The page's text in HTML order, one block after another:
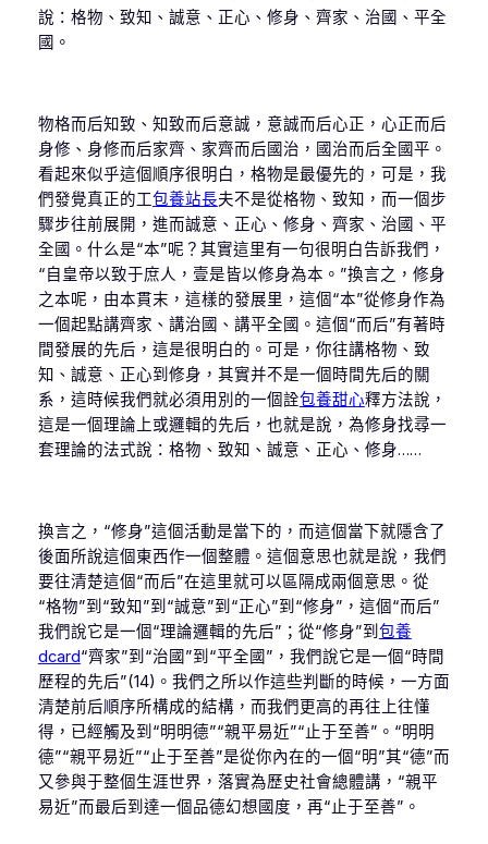
說：格物、致知、誠意、正心、修身、齊家、治國、平全
國。
物格而后知致、知致而后意誠，意誠而后心正，心正而后
身修、身修而后家齊、家齊而后國治，國治而后全國平。
看起來似乎這個順序很明白，格物是最優先的，可是，我
們發覺真正的工包養站長夫不是從格物、致知，而一個步
驟步往前展開，進而誠意、正心、修身、齊家、治國、平
全國。什么是“本”呢？其實這里有一句很明白告訴我們，
“自皇帝以致于庶人，壹是皆以修身為本。”換言之，修身
之本呢，由本貫末，這樣的發展里，這個“本”從修身作為
一個起點講齊家、講治國、講平全國。這個“而后”有著時
間發展的先后，這是很明白的。可是，你往講格物、致
知、誠意、正心到修身，其實并不是一個時間先后的關
系，這時候我們就必須用別的一個詮包養甜心釋方法說，
這是一個理論上或邏輯的先后，也就是說，為修身找尋一
套理論的法式說：格物、致知、誠意、正心、修身……
換言之，“修身”這個活動是當下的，而這個當下就隱含了
後面所說這個東西作一個整體。這個意思也就是說，我們
要往清楚這個“而后”在這里就可以區隔成兩個意思。從
“格物”到“致知”到“誠意”到“正心”到“修身”，這個“而后”
我們說它是一個“理論邏輯的先后”；從“修身”到 包養
dcard“齊家”到“治國”到“平全國”，我們說它是一個“時間
歷程的先后”(14)。我們之所以作這些判斷的時候，一方面
清楚前后順序所構成的結構，而我們更高的再往上往懂
得，已經觸及到“明明德”“親平易近”“止于至善”。“明明
德”“親平易近”“止于至善”是從你內在的一個“明”其“德”而
又參與于整個生涯世界，落實為歷史社會總體講，“親平
易近”而最后到達一個品德幻想國度，再“止于至善”。